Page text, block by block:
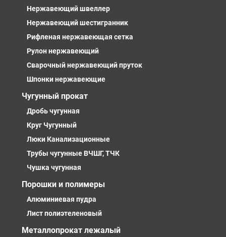
Нержавеющий швеллер
Нержавеющий шестигранник
Рифленая нержавеющая сетка
Рулон нержавеющий
Сварочный нержавеющий пруток
Шпонки нержавеющие
Чугунный прокат
Дробь чугунная
Круг Чугунный
Люки Канализационные
Трубы чугунные ВЧШГ, ТЧК
Чушка чугунная
Порошки и полимеры
Алюминиевая пудра
Лист полиэтеленовый
Металлопрокат лежалый